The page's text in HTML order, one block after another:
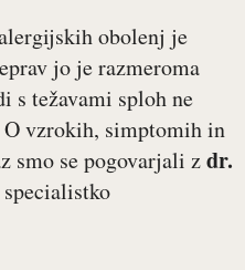
obolenj je
jo je razmeroma
s težavami sploh ne
vzrokih, simptomih in
smo se pogovarjali zdr.
specialistko